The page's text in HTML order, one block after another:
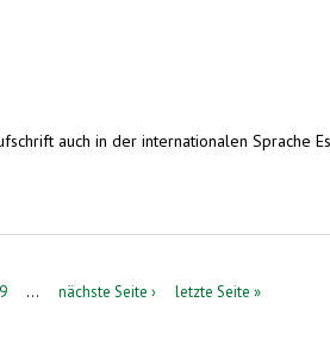
auch in der internationalen Sprache
9 … nächste Seite › letzte Seite »